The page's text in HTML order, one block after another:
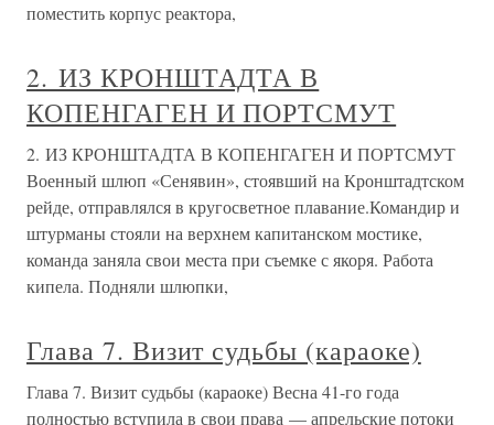
поместить корпус реактора,
2. ИЗ КРОНШТАДТА В
КОПЕНГАГЕН И ПОРТСМУТ
2. ИЗ КРОНШТАДТА В КОПЕНГАГЕН И ПОРТСМУТ
Военный шлюп «Сенявин», стоявший на Кронштадтском
рейде, отправлялся в кругосветное плавание.Командир и
штурманы стояли на верхнем капитанском мостике,
команда заняла свои места при съемке с якоря. Работа
кипела. Подняли шлюпки,
Глава 7. Визит судьбы (караоке)
Глава 7. Визит судьбы (караоке) Весна 41-го года
полностью вступила в свои права — апрельские потоки